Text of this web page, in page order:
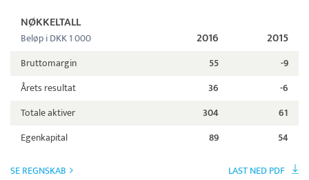
NØKKELTALL
Beløp i DKK 1 000 2016 2015
Bruttomargin 55
-9
Årets resultat
36
-6
Totale aktiver
304
61
Egenkapital
89 54
SE REGNSKAB LAST NED PDF